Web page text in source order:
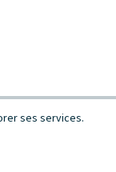
ses services.